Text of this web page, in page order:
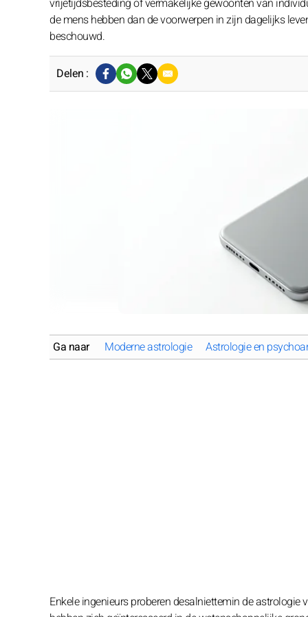
vrijetijdsbesteding of vermakelijke gewoonten van
de mens hebben dan de voorwerpen in zijn dagelijks
beschouwd.
Delen :
Ga naar Moderne astrologie Astrologie en
Enkele ingenieurs proberen desalniettemin de